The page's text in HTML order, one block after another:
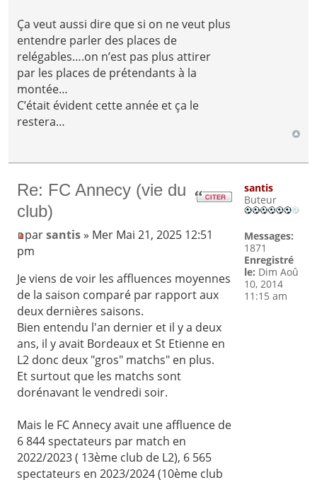
Ça veut aussi dire que si on ne veut plus
entendre parler des places de
relégables….on n’est pas plus attirer
par les places de prétendants à la
montée…
C’était évident cette année et ça le
restera…
Re: FC Annecy (vie du
club)
parsantis» Mer Mai 21, 2025 12:51
pm
Je viens de voir les affluences moyennes
de la saison comparé par rapport aux
deux dernières saisons.
Bien entendu l'an dernier et il y a deux
ans, il y avait Bordeaux et St Etienne en
L2 donc deux "gros" matchs" en plus.
Et surtout que les matchs sont
dorénavant le vendredi soir.
Mais le FC Annecy avait une affluence de
6 844 spectateurs par match en
2022/2023 ( 13ème club de L2), 6 565
spectateurs en 2023/2024 (10ème club
santis
Buteur
Messages:
1871
Enregistré
le: Dim Aoû
10, 2014
11:15 am